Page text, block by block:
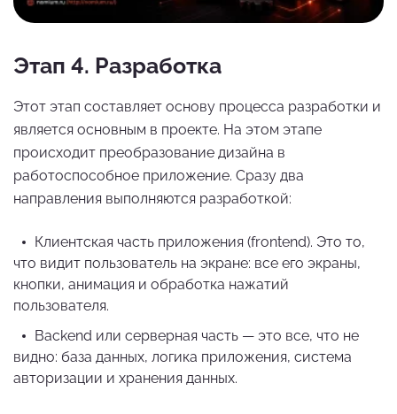
Этап 4. Разработка
Этот этап составляет основу процесса разработки и
является основным в проекте. На этом этапе
происходит преобразование дизайна в
работоспособное приложение. Сразу два
направления выполняются разработкой:
Клиентская часть приложения (frontend). Это то,
что видит пользователь на экране: все его экраны,
кнопки, анимация и обработка нажатий
пользователя.
Backend или серверная часть — это все, что не
видно: база данных, логика приложения, система
авторизации и хранения данных.